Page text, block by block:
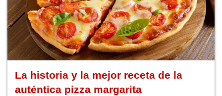
La historia y la mejor receta de la
auténtica pizza margarita